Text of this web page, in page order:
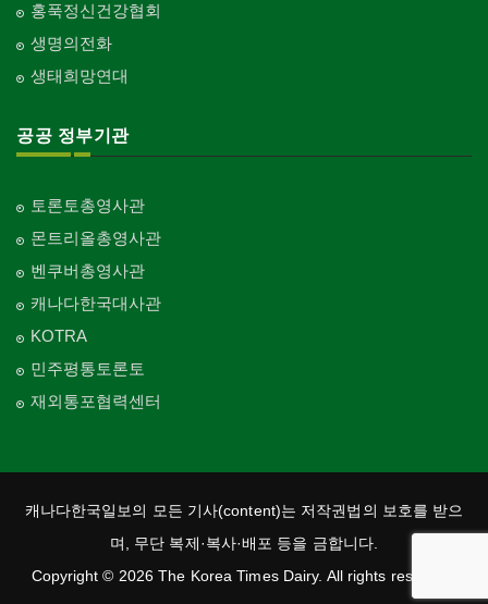
홍푹정신건강협회
생명의전화
생태희망연대
공공 정부기관
토론토총영사관
몬트리올총영사관
벤쿠버총영사관
캐나다한국대사관
KOTRA
민주평통토론토
재외통포협력센터
캐나다한국일보의 모든 기사(content)는 저작권법의 보호를 받으
며, 무단 복제·복사·배포 등을 금합니다.
Copyright © 2026 The Korea Times Dairy. All rights reserved.